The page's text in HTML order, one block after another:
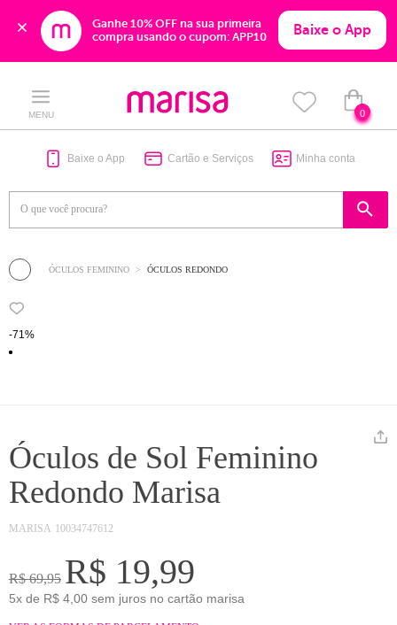
Ganhe 10% OFF na sua primeira
compra usando o cupom: APP10
Baixe o App
content
navigation
MENU 0
Baixe o App Cartão e Serviços Minha conta
ÓCULOS FEMININO ÓCULOS REDONDO
-71%
Óculos de Sol Feminino
Redondo Marisa
MARISA 10034747612
R$ 69,95 R$ 19,99
5x de R$ 4,00 sem juros no cartão marisa